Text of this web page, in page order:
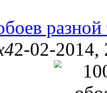
2-02-2014,